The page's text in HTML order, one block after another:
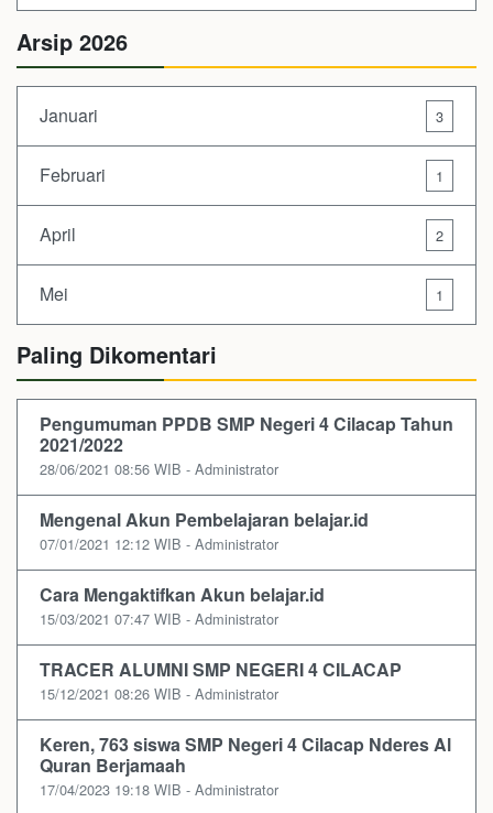
Arsip 2026
Januari 3
Februari 1
April 2
Mei 1
Paling Dikomentari
Pengumuman PPDB SMP Negeri 4 Cilacap Tahun
2021/2022
28/06/2021 08:56 WIB - Administrator
Mengenal Akun Pembelajaran belajar.id
07/01/2021 12:12 WIB - Administrator
Cara Mengaktifkan Akun belajar.id
15/03/2021 07:47 WIB - Administrator
TRACER ALUMNI SMP NEGERI 4 CILACAP
15/12/2021 08:26 WIB - Administrator
Keren, 763 siswa SMP Negeri 4 Cilacap Nderes Al
Quran Berjamaah
17/04/2023 19:18 WIB - Administrator